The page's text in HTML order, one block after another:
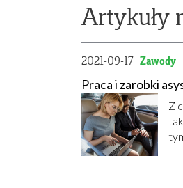
Artykuły
2021-09-17 Zawody
Praca i zarobki
Z